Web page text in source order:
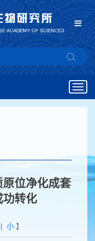
位净化成套
功转化
| 小】